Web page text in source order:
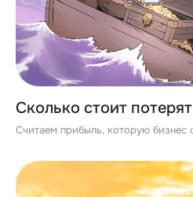
Сколько стоит
Считаем прибыль, которую бизнес